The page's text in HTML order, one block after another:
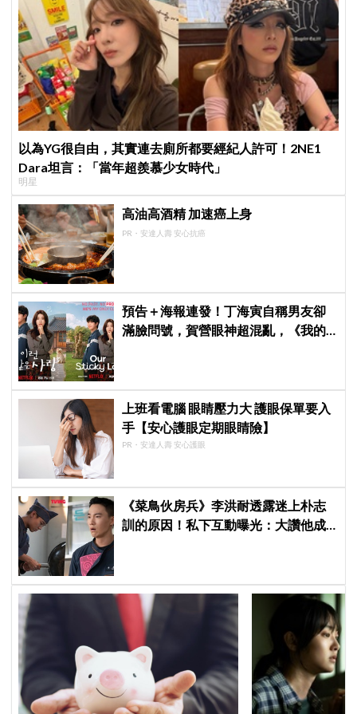
以為YG很自由，其實連去廁所都要經紀人許可！2NE1
Dara坦言：「當年超羨慕少女時代」
明星
高油高酒精 加速癌上身
PR・安達人壽 安心抗癌
預告＋海報連發！丁海寅自稱男友卻
滿臉問號，賀營眼神超混亂，《我的
上班看電腦 眼睛壓力大 護眼保單要入
手【安心護眼定期眼睛險】
PR・安達人壽 安心護眼
《菜鳥伙房兵》李洪耐透露迷上朴志
訓的原因！私下互動曝光：大讚他成